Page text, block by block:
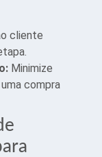
cliente
Minimize
compra